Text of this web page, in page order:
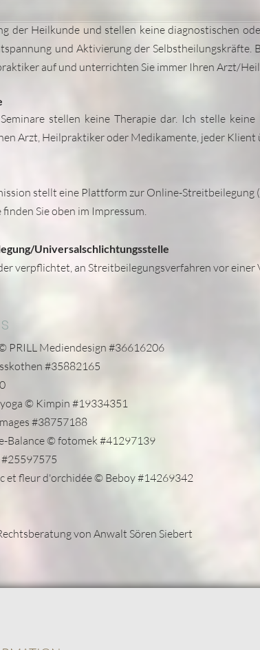
der Heilkunde und stellen keine diagnostischen
und Aktivierung der Selbstheilungskräfte.
auf und unterrichten Sie immer Ihren Arzt/
stellen keine Therapie dar. Ich stelle
Arzt, Heilpraktiker oder Medikamente, jeder
stellt eine Plattform zur Online-Streitbeilegung
Sie oben im Impressum.
Universalschlichtungsstelle
verpflichtet, an Streitbeilegungsverfahren vor
PRILL Mediendesign #36616206
#35882165
© Kimpin #19334351
#38757188
Balance © fotomek #41297139
et fleur d'orchidée © Beboy #14269342
von Anwalt Sören Siebert